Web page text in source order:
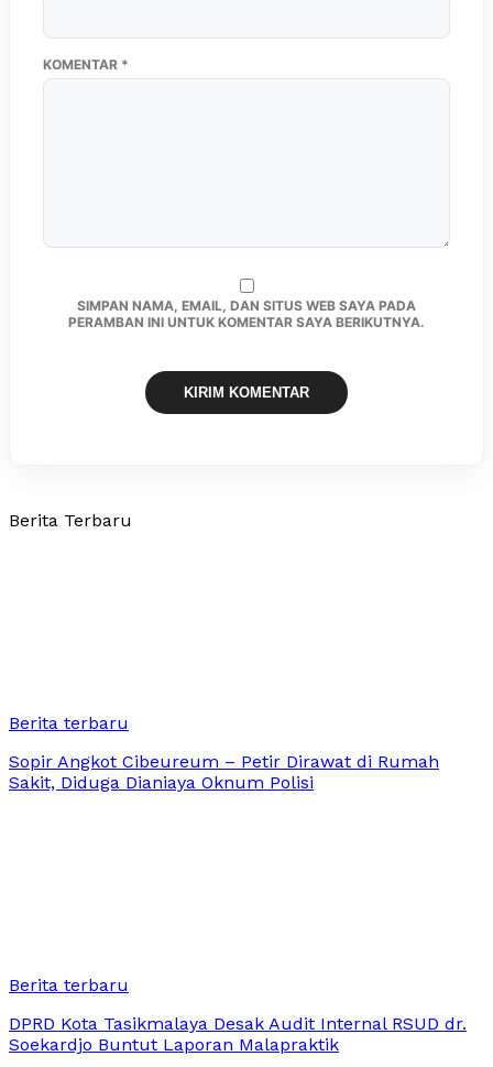
KOMENTAR *
SIMPAN NAMA, EMAIL, DAN SITUS WEB SAYA PADA
PERAMBAN INI UNTUK KOMENTAR SAYA BERIKUTNYA.
Berita Terbaru
Berita terbaru
Sopir Angkot Cibeureum – Petir Dirawat di Rumah
Sakit, Diduga Dianiaya Oknum Polisi
Berita terbaru
DPRD Kota Tasikmalaya Desak Audit Internal RSUD dr.
Soekardjo Buntut Laporan Malapraktik